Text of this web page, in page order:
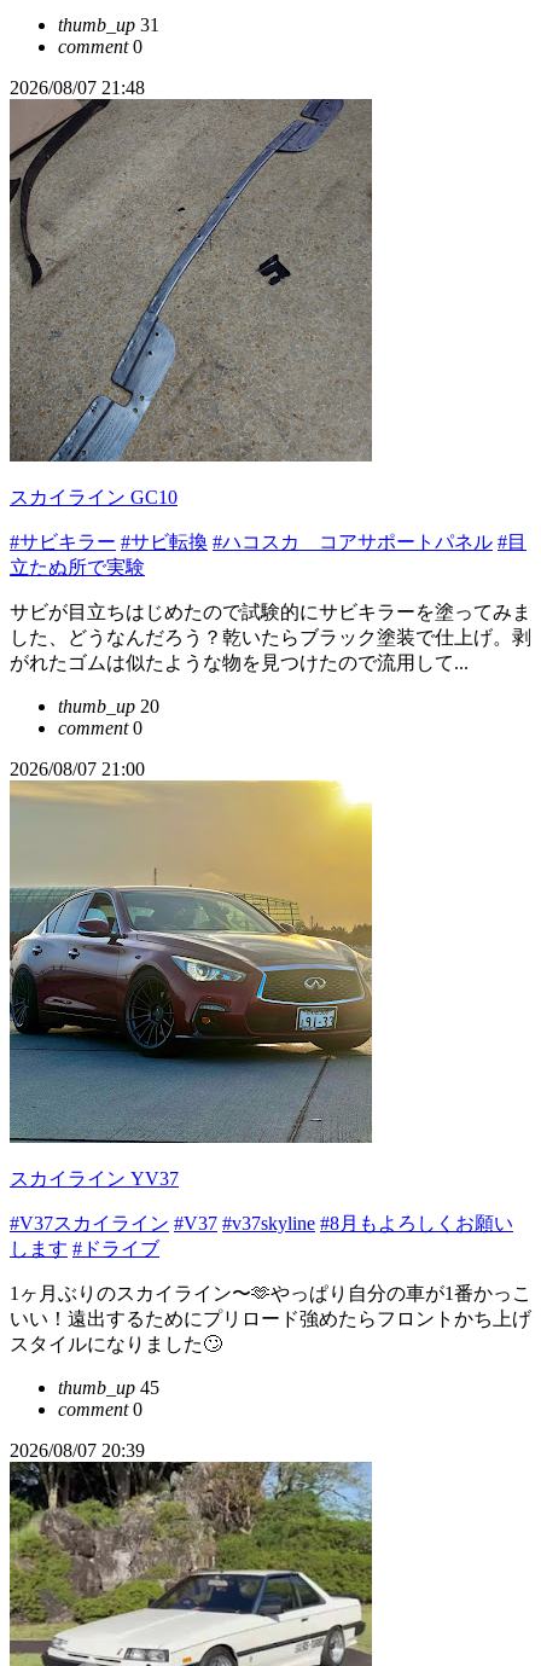
thumb_up 31
comment0
2026/08/07 21:48
スカイライン GC10
#サビキラー #サビ転換 #ハコスカ コアサポートパネル #目
立たぬ所で実験
サビが目立ちはじめたので試験的にサビキラーを塗ってみま
した、どうなんだろう？乾いたらブラック塗装で仕上げ。剥
がれたゴムは似たような物を見つけたので流用して...
thumb_up 20
comment0
2026/08/07 21:00
スカイライン YV37
#V37スカイライン #V37 #v37skyline #8月もよろしくお願い
します #ドライブ
1ヶ月ぶりのスカイライン〜🫶やっぱり自分の車が1番かっこ
いい！遠出するためにプリロード強めたらフロントかち上げ
スタイルになりました‪🙄‬
thumb_up 45
comment0
2026/08/07 20:39